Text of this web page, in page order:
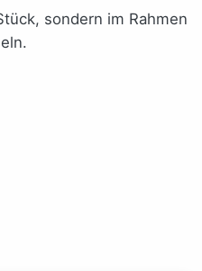
sondern im Rahmen